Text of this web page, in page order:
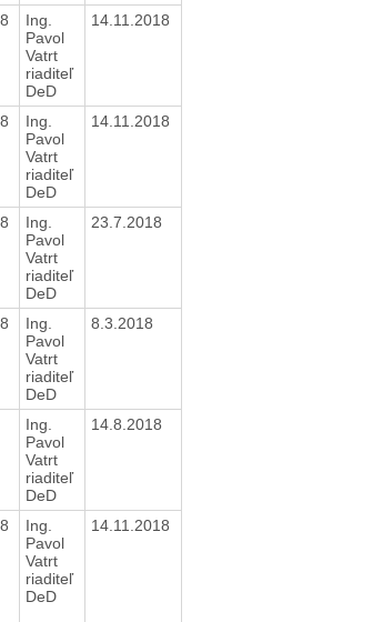
Ing.
Pavol
Vatrt
riaditeľ
DeD
14.11.2018
Ing.
Pavol
Vatrt
riaditeľ
DeD
14.11.2018
Ing.
Pavol
Vatrt
riaditeľ
DeD
23.7.2018
Ing.
Pavol
Vatrt
riaditeľ
DeD
8.3.2018
Ing.
Pavol
Vatrt
riaditeľ
DeD
14.8.2018
Ing.
Pavol
Vatrt
riaditeľ
DeD
14.11.2018